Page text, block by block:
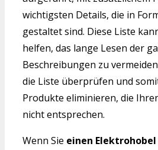
wichtigsten Details, die in
gestaltet sind. Diese Liste
helfen, das lange Lesen der
Beschreibungen zu
die Liste überprüfen und
Produkte eliminieren, die
nicht entsprechen.
Wenn Sie einen